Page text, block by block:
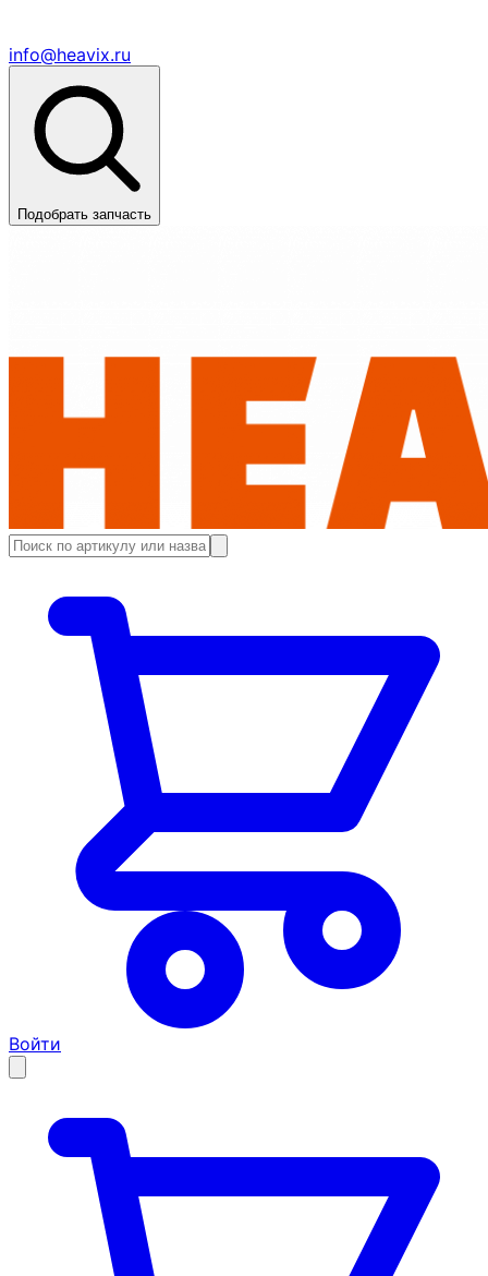
info@heavix.ru
Подобрать запчасть
Войти